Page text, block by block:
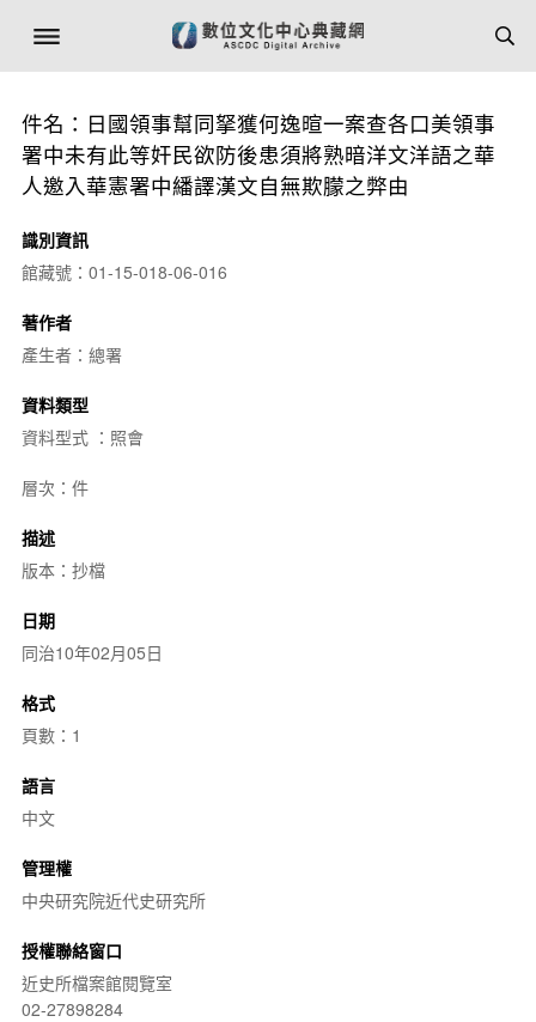
件名：日國領事幫同拏獲何逸暄一案查各口美領事
署中未有此等奸民欲防後患須將熟暗洋文洋語之華
人邀入華憲署中繙譯漢文自無欺朦之弊由
識別資訊
館藏號：01-15-018-06-016
著作者
產生者：總署
資料類型
資料型式 ：照會
層次：件
描述
版本：抄檔
日期
同治10年02月05日
格式
頁數：1
語言
中文
管理權
中央研究院近代史研究所
授權聯絡窗口
近史所檔案館閱覽室
02-27898284